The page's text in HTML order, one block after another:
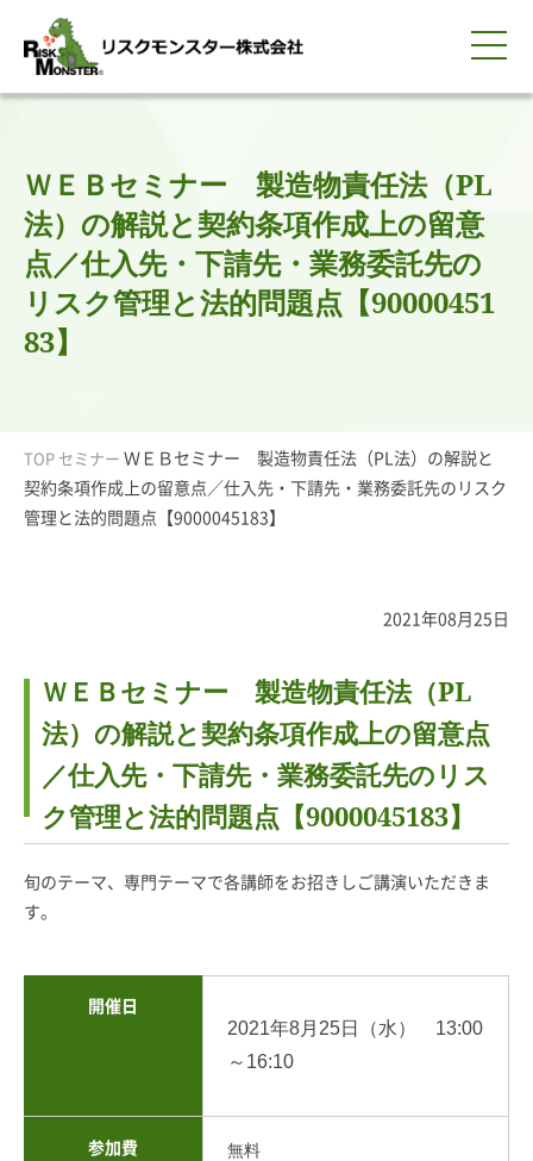
0120-259-440
会員ログイン
簡体中文
ENGLISH
ＷＥＢセミナー 製造物責任法（PL
法）の解説と契約条項作成上の留意
点／仕入先・下請先・業務委託先の
リスク管理と法的問題点【90000451
83】
TOP セミナー ＷＥＢセミナー 製造物責任法（PL法）の解説と
契約条項作成上の留意点／仕入先・下請先・業務委託先のリスク
管理と法的問題点【9000045183】
2021年08月25日
ＷＥＢセミナー 製造物責任法（PL
法）の解説と契約条項作成上の留意点
／仕入先・下請先・業務委託先のリス
ク管理と法的問題点【9000045183】
旬のテーマ、専門テーマで各講師をお招きしご講演いただきま
す。
開催日
2021年8月25日（水） 13:00
～16:10
参加費 無料